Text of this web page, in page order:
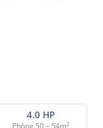
4.0 HP
Phòng 50 – 54m2